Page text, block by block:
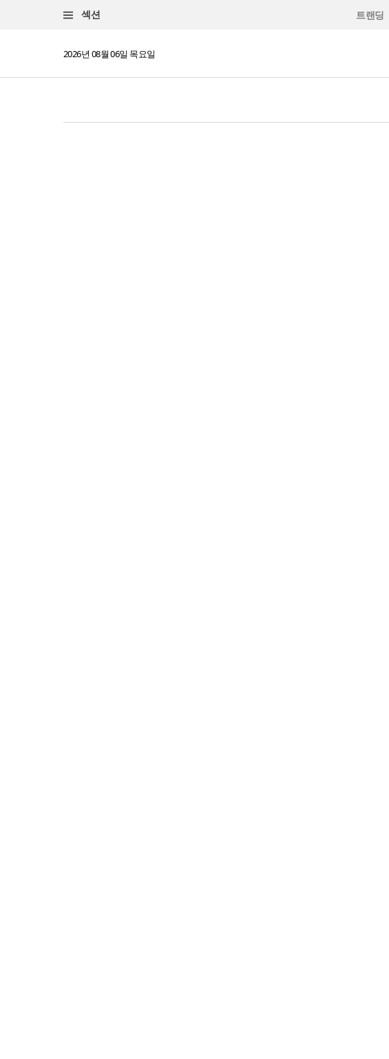
섹션 트랜딩
2026년 08월 06일 목요일